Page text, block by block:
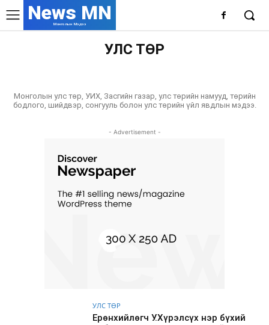
News MN
Монголын Мэдээ
УЛС ТӨР
Монголын улс төр, УИХ, Засгийн газар, улс төрийн намууд, төрийн
бодлого, шийдвэр, сонгууль болон улс төрийн үйл явдлын мэдээ.
- Advertisement -
УЛС ТӨР
Ерөнхийлөгч У.Хүрэлсүх нэр бүхий